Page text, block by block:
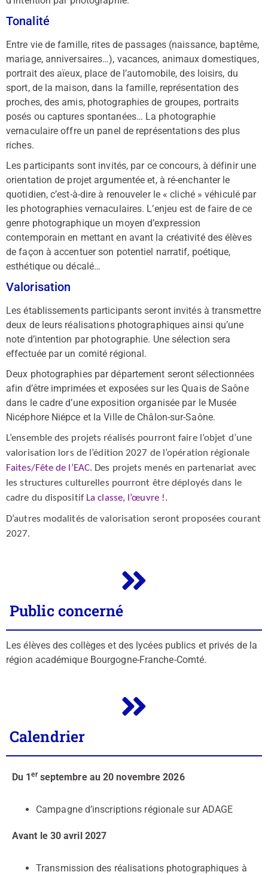
Tonalité
Entre vie de famille, rites de passages (naissance, baptême,
mariage, anniversaires…), vacances, animaux domestiques,
portrait des aïeux, place de l’automobile, des loisirs, du
sport, de la maison, dans la famille, représentation des
proches, des amis, photographies de groupes, portraits
posés ou captures spontanées… La photographie
vernaculaire offre un panel de représentations des plus
riches.
Les participants sont invités, par ce concours, à définir une
orientation de projet argumentée et, à ré-enchanter le
quotidien, c’est-à-dire à renouveler le « cliché » véhiculé par
les photographies vernaculaires. L’enjeu est de faire de ce
genre photographique un moyen d’expression
contemporain en mettant en avant la créativité des élèves
de façon à accentuer son potentiel narratif, poétique,
esthétique ou décalé…
Valorisation
Les établissements participants seront invités à transmettre
deux de leurs réalisations photographiques ainsi qu’une
note d’intention par photographie. Une sélection sera
effectuée par un comité régional.
Deux photographies par département seront sélectionnées
afin d’être imprimées et exposées sur les Quais de Saône
dans le cadre d’une exposition organisée par le Musée
Nicéphore Niépce et la Ville de Châlon-sur-Saône.
L’ensemble des projets réalisés pourront faire l’objet d’une
valorisation lors de l’édition 2027 de l’opération régionale
Faites/Fête de l’EAC. Des projets menés en partenariat avec
les structures culturelles pourront être déployés dans le
cadre du dispositif La classe, l’œuvre !.
D’autres modalités de valorisation seront proposées courant
2027.
Public concerné
Les élèves des collèges et des lycées publics et privés de la
région académique Bourgogne-Franche-Comté.
Calendrier
Du 1erseptembre au 20 novembre 2026
Campagne d’inscriptions régionale sur ADAGE
Avant le 30 avril 2027
Transmission des réalisations photographiques à